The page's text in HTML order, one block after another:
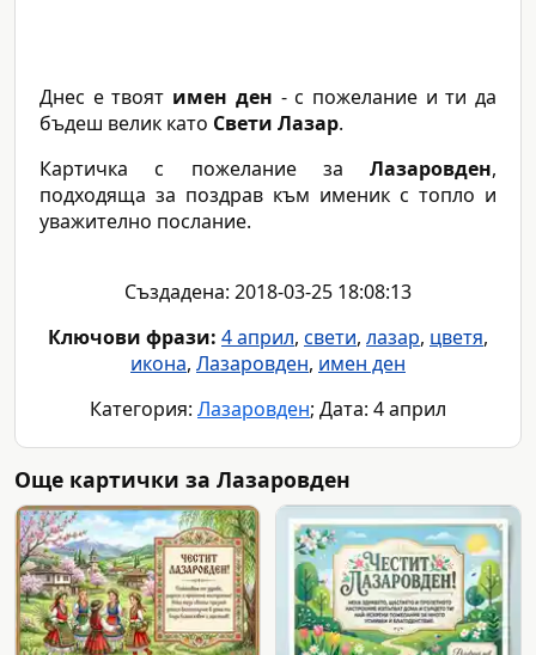
Днес е твоят имен ден - с пожелание и ти да
бъдеш велик като Свети Лазар.
Картичка с пожелание за Лазаровден,
подходяща за поздрав към именик с топло и
уважително послание.
Създадена: 2018-03-25 18:08:13
Ключови фрази: 4 април, свети, лазар, цветя,
икона, Лазаровден, имен ден
Категория: Лазаровден; Дата: 4 април
Още картички за Лазаровден